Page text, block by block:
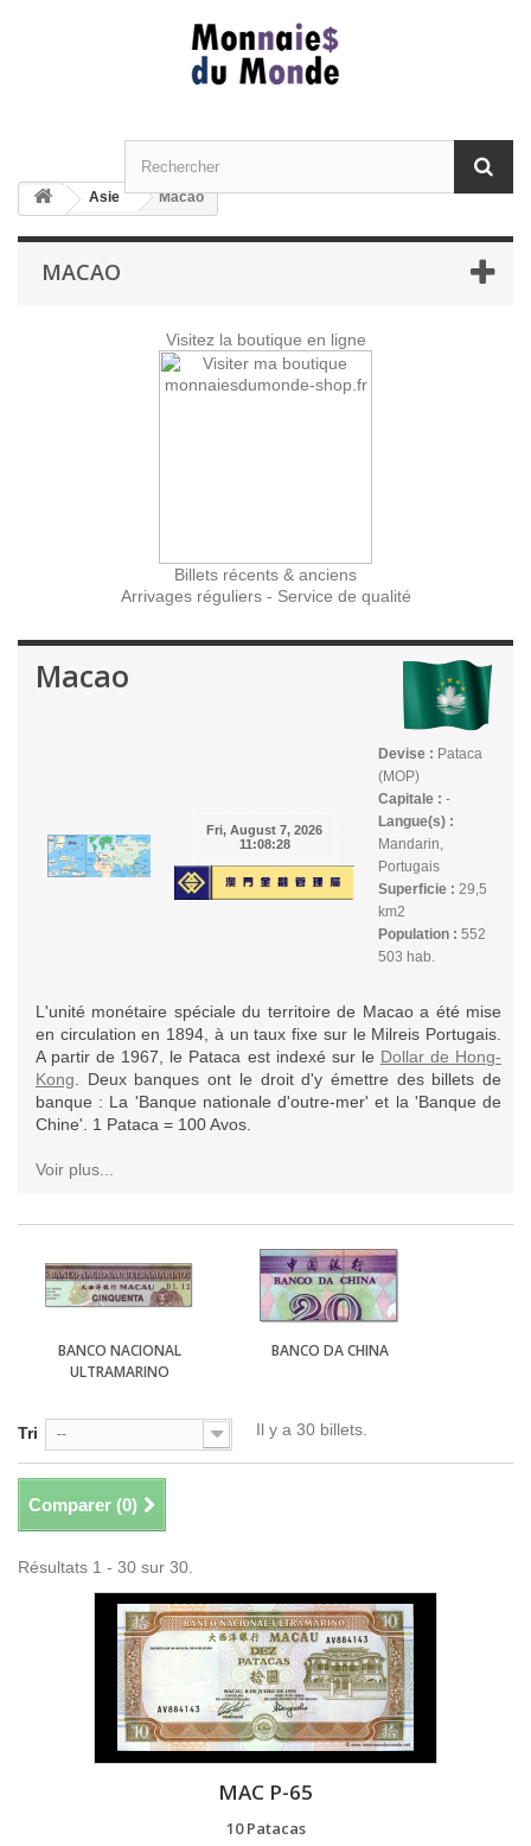
Asie Macao
MACAO
Visitez la boutique en ligne
Billets récents & anciens
Arrivages réguliers - Service de qualité
Macao
Devise : Pataca
(MOP)
Capitale : -
Langue(s) :
Mandarin,
Portugais
Superficie : 29,5
km2
Population : 552
503 hab.
L'unité monétaire spéciale du territoire de Macao a été mise
en circulation en 1894, à un taux fixe sur le Milreis Portugais.
A partir de 1967, le Pataca est indexé sur le Dollar de Hong-
Kong . Deux banques ont le droit d'y émettre des billets de
banque : La 'Banque nationale d'outre-mer' et la 'Banque de
Chine'. 1 Pataca = 100 Avos.
Voir plus...
BANCO NACIONAL
ULTRAMARINO
BANCO DA CHINA
Tri -- Il y a 30 billets.
Comparer (0)
Résultats 1 - 30 sur 30.
MAC P-65
10 Patacas